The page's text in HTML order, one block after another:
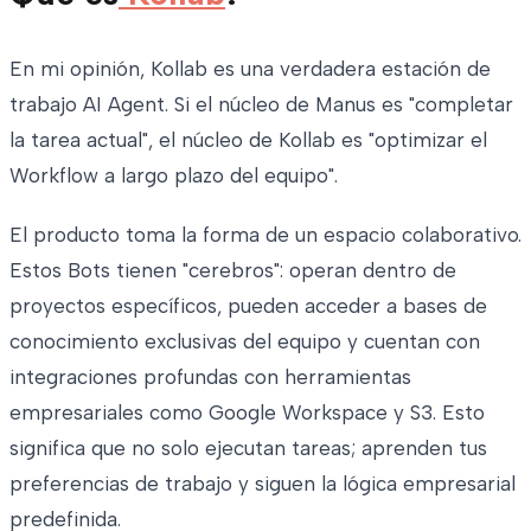
En mi opinión, Kollab es una verdadera estación de
trabajo AI Agent. Si el núcleo de Manus es "completar
la tarea actual", el núcleo de Kollab es "optimizar el
Workflow a largo plazo del equipo".
El producto toma la forma de un espacio colaborativo.
Estos Bots tienen "cerebros": operan dentro de
proyectos específicos, pueden acceder a bases de
conocimiento exclusivas del equipo y cuentan con
integraciones profundas con herramientas
empresariales como Google Workspace y S3. Esto
significa que no solo ejecutan tareas; aprenden tus
preferencias de trabajo y siguen la lógica empresarial
predefinida.